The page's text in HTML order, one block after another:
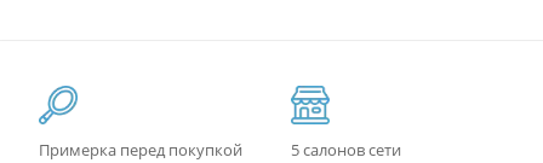
Примерка перед покупкой
5 салонов сети